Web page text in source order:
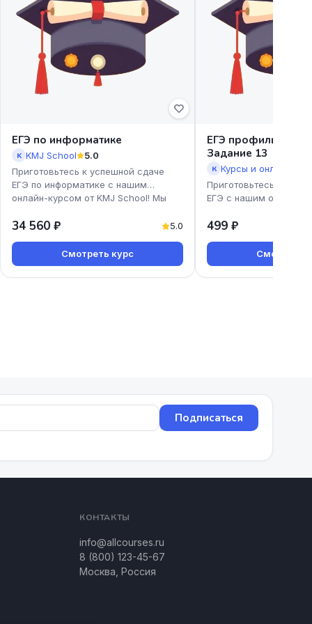
ЕГЭ по информатике
K KMJ School
5.0
Приготовьтесь к успешной сдаче
ЕГЭ по информатике с нашим
онлайн-курсом от KMJ School! Мы
34 560 ₽ 5.0
Смотреть курс
ЕГЭ профиль.
Задание 13
К
Приготовьтесь к
ЕГЭ с нашим онлайн-
Екатерины
499 ₽
Смотреть
Подписаться
КОНТАКТЫ
info@allcourses.ru
8 (800) 123-45-67
Москва, Россия